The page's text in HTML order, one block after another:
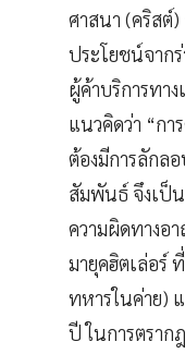
ศาสนา (คริสต์)
ประโยชน์จาก
ผู้ค้าบริการทา
แนวคิดว่า “กา
ต้องมีการลักล
สัมพันธ์ จึงเป็
ความผิดทางอ
มายุคฮิตเล่อร์
ทหารในค่าย)
ปี ในการตรา